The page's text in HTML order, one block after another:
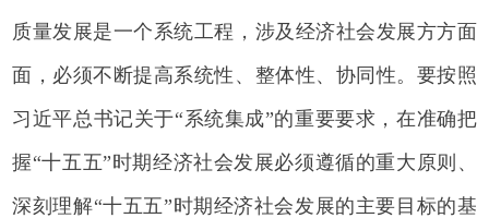
质量发展是一个系统工程，涉及经济社会发展方方面
面，必须不断提高系统性、整体性、协同性。要按照
习近平总书记关于“系统集成”的重要要求，在准确把
握“十五五”时期经济社会发展必须遵循的重大原则、
深刻理解“十五五”时期经济社会发展的主要目标的基